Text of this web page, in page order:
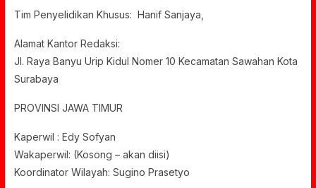
Tim Penyelidikan Khusus: Hanif Sanjaya,
Alamat Kantor Redaksi:
Jl. Raya Banyu Urip Kidul Nomer 10 Kecamatan Sawahan Kota
Surabaya
PROVINSI JAWA TIMUR
Kaperwil : Edy Sofyan
Wakaperwil: (Kosong – akan diisi)
Koordinator Wilayah: Sugino Prasetyo